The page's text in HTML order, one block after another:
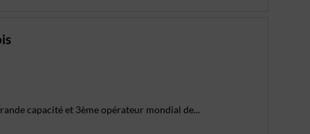
capacité et 3ème opérateur mondial de...